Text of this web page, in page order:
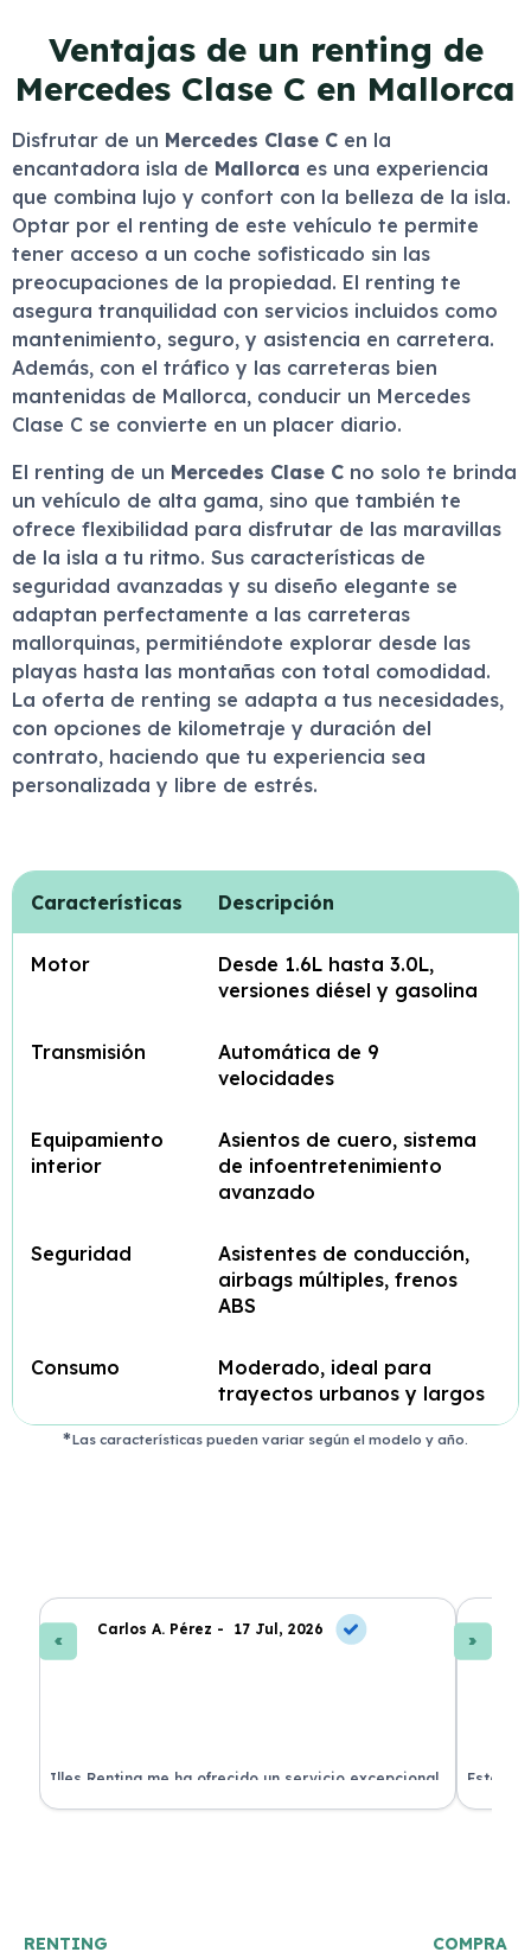
Ventajas de un renting de
Mercedes Clase C en Mallorca
Disfrutar de un Mercedes Clase C en la
encantadora isla de Mallorca es una experiencia
que combina lujo y confort con la belleza de la isla.
Optar por el renting de este vehículo te permite
tener acceso a un coche sofisticado sin las
preocupaciones de la propiedad. El renting te
asegura tranquilidad con servicios incluidos como
mantenimiento, seguro, y asistencia en carretera.
Además, con el tráfico y las carreteras bien
mantenidas de Mallorca, conducir un Mercedes
Clase C se convierte en un placer diario.
El renting de un Mercedes Clase C no solo te brinda
un vehículo de alta gama, sino que también te
ofrece flexibilidad para disfrutar de las maravillas
de la isla a tu ritmo. Sus características de
seguridad avanzadas y su diseño elegante se
adaptan perfectamente a las carreteras
mallorquinas, permitiéndote explorar desde las
playas hasta las montañas con total comodidad.
La oferta de renting se adapta a tus necesidades,
con opciones de kilometraje y duración del
contrato, haciendo que tu experiencia sea
personalizada y libre de estrés.
Características Descripción
Motor
Desde 1.6L hasta 3.0L,
versiones diésel y gasolina
Transmisión
Automática de 9
velocidades
Equipamiento
interior
Asientos de cuero, sistema
de infoentretenimiento
avanzado
Seguridad
Asistentes de conducción,
airbags múltiples, frenos
ABS
Consumo
Moderado, ideal para
trayectos urbanos y largos
Las características pueden variar según el modelo y año.
Carlos A. Pérez - 17 Jul, 2026
Illes Renting me ha ofrecido un servicio excepcional.
Su atención al cliente es muy buena y el coche llegó
Estoy
nuevo y
RENTING COMPRA